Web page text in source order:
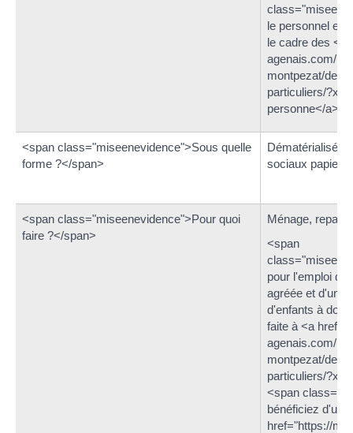
le personnel
le cadre des <a
agenais.com/
montpezat/
particuliers/
personne</a>
<span class="miseenevidence">Sous quelle
forme ?</span>
Dématérialisée
sociaux papier
<span class="miseenevidence">Pour quoi
faire ?</span>
Ménage,
<span
pour l'emploi
agréée et d'un
d'enfants à
faite à <a
agenais.com/
montpezat/
particuliers/
<span
bénéficiez
href="https://